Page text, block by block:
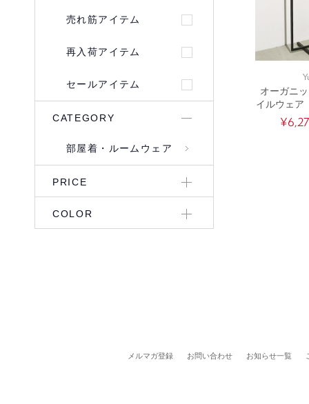
売れ筋アイテム
再入荷アイテム
セールアイテム
CATEGORY
部屋着・ルームウェア
PRICE
COLOR
オーガニ
イルウェア
ア）3点セ
ワン・ト
メルマガ登録 お問い合わせ お知らせ一覧